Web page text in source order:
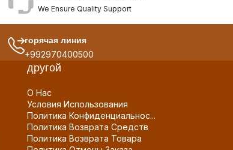
We Ensure Quality Support
горячая линия
+992970400500
другой
О Нас
Условия Использования
Политика Конфиденциальнос...
Политика Возврата Средств
Политика Возврата Товара